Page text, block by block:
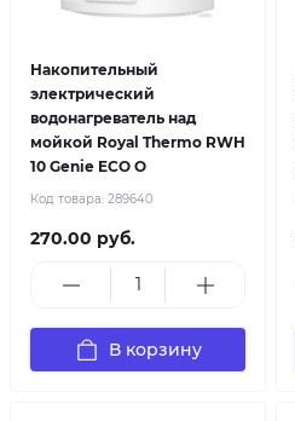
Накопительный
электрический
водонагреватель над
мойкой Royal Thermo RWH
10 Genie ECO O
Код товара: 289640
270.00 руб.
В корзину